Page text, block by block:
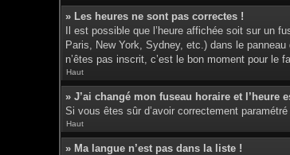
» Les heures ne sont pas correctes !
Il est possible que l’heure affichée soit sur un
Paris, New York, Sydney, etc.) dans le
n’êtes pas inscrit, c’est le bon moment pour le
Haut
» J’ai changé mon fuseau horaire et l’heure
Si vous êtes sûr d’avoir correctement
Haut
» Ma langue n’est pas dans la liste !